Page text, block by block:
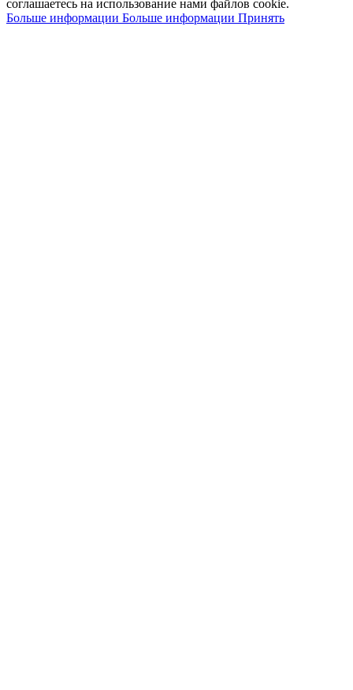
соглашаетесь на использование нами файлов cookie.
Больше информации Больше информации Принять